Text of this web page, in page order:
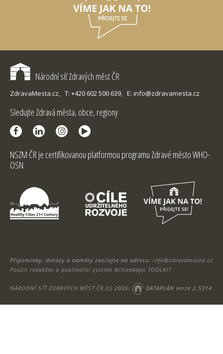
Národní síť Zdravých měst ČR
ZdravaMesta.cz, T: +420 602 500 639, E: info@zdravamesta.cz
Sledujte Zdravá města, obce, regiony
NSZM ČR je certifikovanou platformou programu Zdravé město WHO-
OSN
Připomínky, dotazy a náměty zasílejte na adresu: info@zdravamesta.cz
Použit redakční a publikační systém ActionApps TOOLKIT
NÁRODNÍ SÍŤ ZDRAVÝCH MĚST ČR (c) 2026; DATAPLÁN verze 2.5314